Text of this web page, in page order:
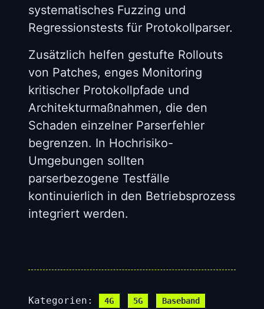
systematisches Fuzzing und
Regressionstests für Protokollparser.
Zusätzlich helfen gestufte Rollouts
von Patches, enges Monitoring
kritischer Protokollpfade und
Architekturmaßnahmen, die den
Schaden einzelner Parserfehler
begrenzen. In Hochrisiko-
Umgebungen sollten
parserbezogene Testfälle
kontinuierlich in den Betriebsprozess
integriert werden.
Kategorien: 4G 5G Baseband